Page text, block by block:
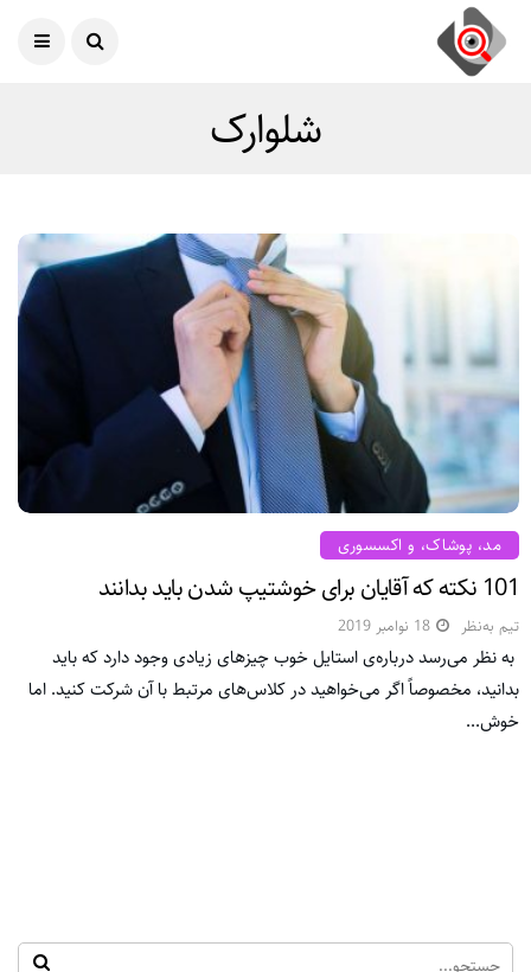
شلوارک
مد، پوشاک، و اکسسوری
101 نکته که آقایان برای خوشتیپ شدن باید بدانند
تیم به‌نظر 18 نوامبر 2019
به نظر می‌رسد درباره‌ی استایل خوب چیزهای زیادی وجود دارد که باید
بدانید، مخصوصاً اگر می‌خواهید در کلاس‌های مرتبط با آن شرکت کنید. اما
خوش...